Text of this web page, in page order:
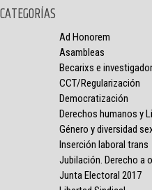
CATEGORÍAS
Ad Honorem
Asambleas
Becarixs e
CCT/Regularización
Democratización
Derechos humanos y
Género y diversidad
Inserción laboral trans
Jubilación. Derecho a
Junta Electoral 2017